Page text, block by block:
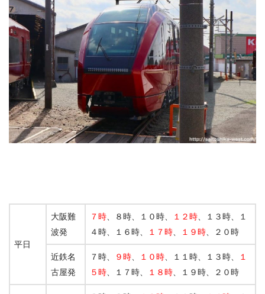
平日
大阪難
波発
７時 、８時、１０時、 １２時 、１３時、１
４時、１６時、
１７時 １９時 、２０時
近鉄名
古屋発
７時、 ９時 １０時 、１１時、１３時、
１
５時 、１７時、 １８時 、１９時、２０時